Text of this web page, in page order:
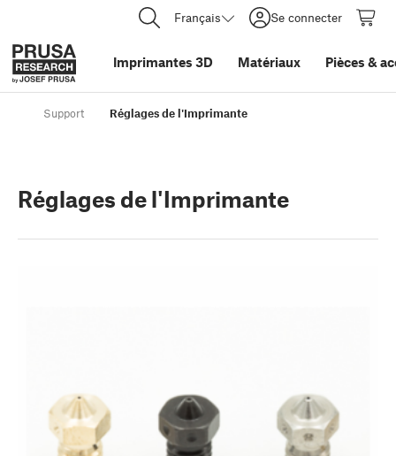
Français Se connecter
Imprimantes 3D Matériaux Pièces &
Support Réglages de l'Imprimante
Réglages de l'Imprimante